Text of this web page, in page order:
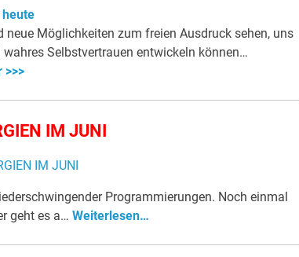
heute
Möglichkeiten zum freien Ausdruck sehen, uns
Selbstvertrauen entwickeln können…
>>>
IM JUNI
Programmierungen. Noch einmal
geht es a…Weiterlesen…